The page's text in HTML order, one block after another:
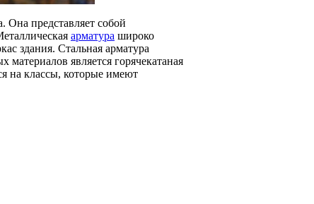
Она представляет собой
арматура широко
здания. Стальная арматура
является горячекатаная
на классы, которые имеют